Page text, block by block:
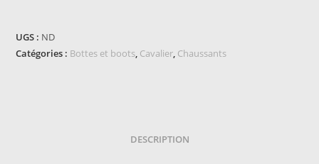
sécurité
NORTON
UGS : ND
Catégories : Bottes et boots, Cavalier, Chaussants
DESCRIPTION